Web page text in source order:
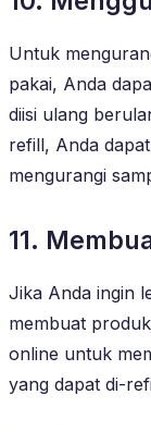
Untuk
pakai, Anda
diisi ulang
refill, Anda
mengurangi
11.
Jika Anda ingin
membuat
online untuk
yang dapat di-